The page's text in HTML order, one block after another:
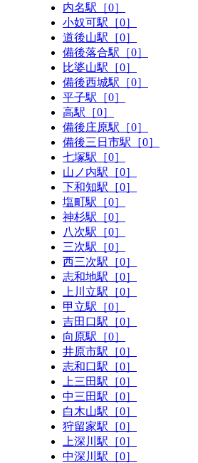
内名駅［0］
小奴可駅［0］
道後山駅［0］
備後落合駅［0］
比婆山駅［0］
備後西城駅［0］
平子駅［0］
高駅［0］
備後庄原駅［0］
備後三日市駅［0］
七塚駅［0］
山ノ内駅［0］
下和知駅［0］
塩町駅［0］
神杉駅［0］
八次駅［0］
三次駅［0］
西三次駅［0］
志和地駅［0］
上川立駅［0］
甲立駅［0］
吉田口駅［0］
向原駅［0］
井原市駅［0］
志和口駅［0］
上三田駅［0］
中三田駅［0］
白木山駅［0］
狩留家駅［0］
上深川駅［0］
中深川駅［0］